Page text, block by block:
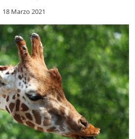
18 Marzo 2021